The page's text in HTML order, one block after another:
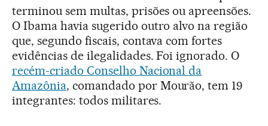
terminou sem multas, prisões ou apreensões.
O Ibama havia sugerido outro alvo na região
que, segundo fiscais, contava com fortes
evidências de ilegalidades. Foi ignorado. O
recém-criado Conselho Nacional da
Amazônia, comandado por Mourão, tem 19
integrantes: todos militares.